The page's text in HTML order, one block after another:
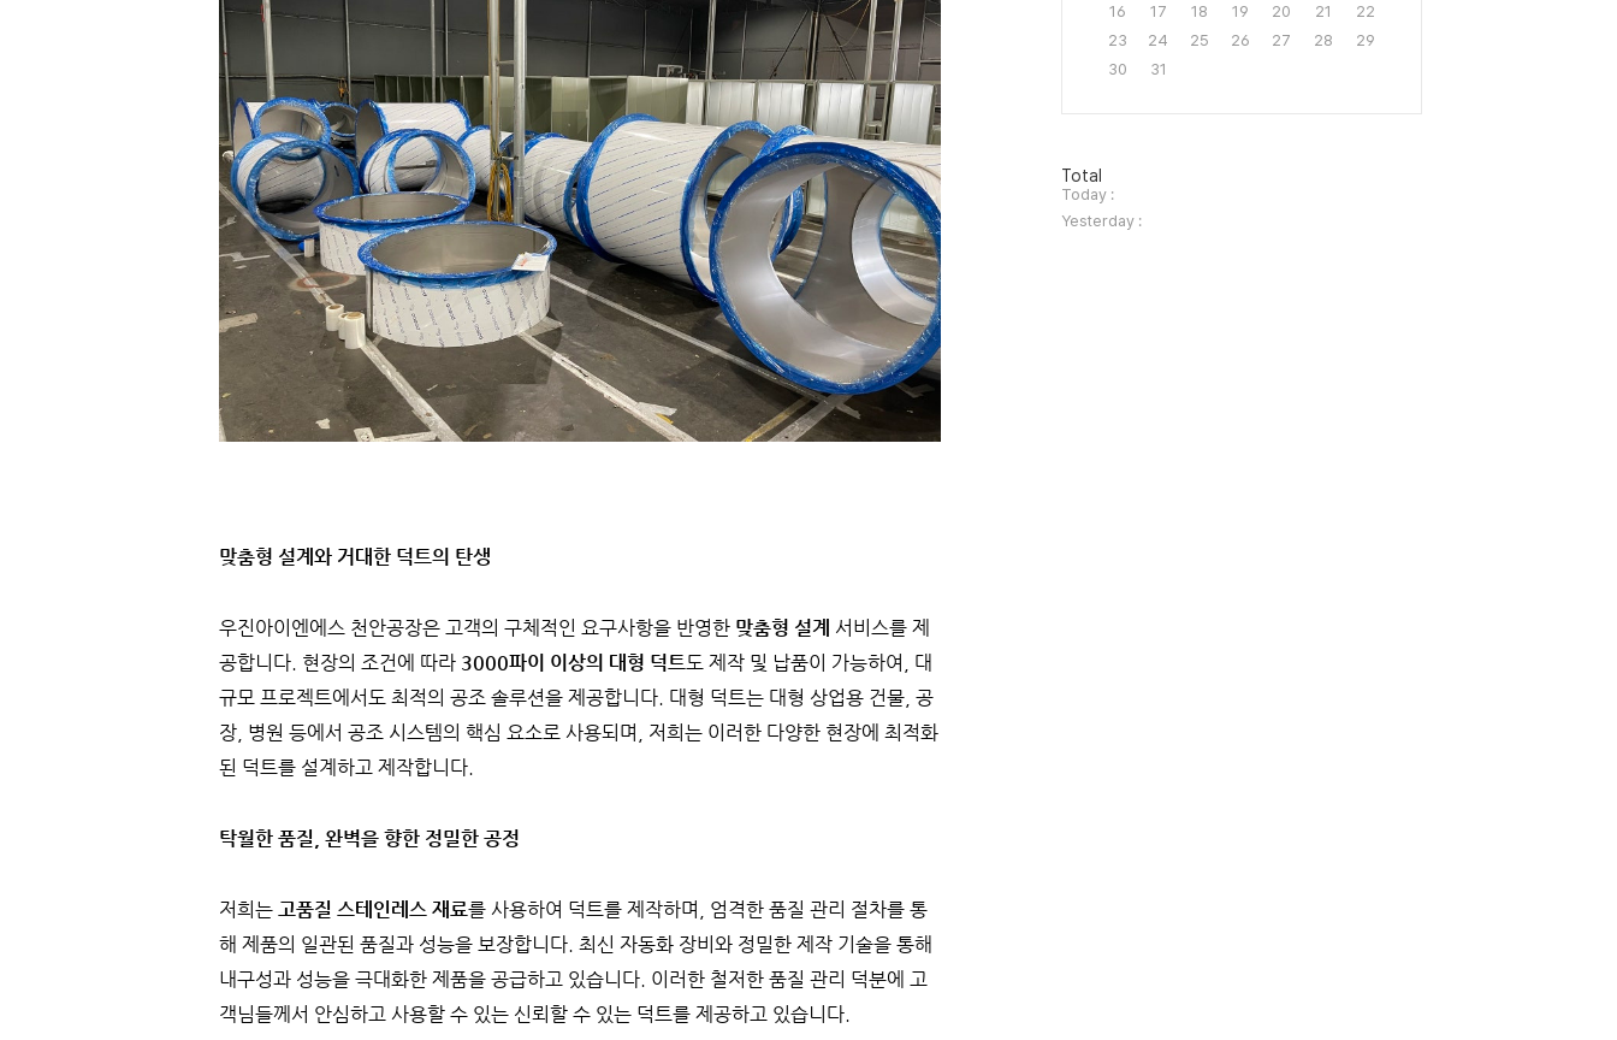
맞춤형 설계와 거대한 덕트의 탄생
우진아이엔에스 천안공장은 고객의 구체적인 요구사항을 반영한 맞춤형 설계 서비스를 제
공합니다. 현장의 조건에 따라 3000파이 이상의 대형 덕트도 제작 및 납품이 가능하여, 대
규모 프로젝트에서도 최적의 공조 솔루션을 제공합니다. 대형 덕트는 대형 상업용 건물, 공
장, 병원 등에서 공조 시스템의 핵심 요소로 사용되며, 저희는 이러한 다양한 현장에 최적화
된 덕트를 설계하고 제작합니다.
탁월한 품질, 완벽을 향한 정밀한 공정
저희는 고품질 스테인레스 재료를 사용하여 덕트를 제작하며, 엄격한 품질 관리 절차를 통
해 제품의 일관된 품질과 성능을 보장합니다. 최신 자동화 장비와 정밀한 제작 기술을 통해
내구성과 성능을 극대화한 제품을 공급하고 있습니다. 이러한 철저한 품질 관리 덕분에 고
객님들께서 안심하고 사용할 수 있는 신뢰할 수 있는 덕트를 제공하고 있습니다.
16
17 18 19 20 21
22
23
24 25 26 27 28
29
30
31
방
문
자
수
Total
Today :
Yesterday :